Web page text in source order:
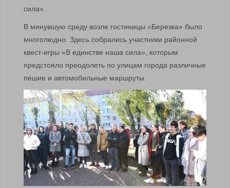
В минувшую среду возле гостиницы «Березка» было
многолюдно. Здесь собрались участники районной
квест-игры «В единстве наша сила», которым
предстояло преодолеть по улицам города различные
пешие и автомобильные маршруты.